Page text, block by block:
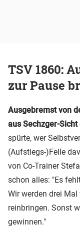
TSV 1860:
zur Pause
Ausgebremst von
aus Sechzger-Sicht
spürte, wer
(Aufstiegs-)Felle
von Co-Trainer
schon alles: "Es
Wir werden drei
reinbringen. Sonst
gewinnen."